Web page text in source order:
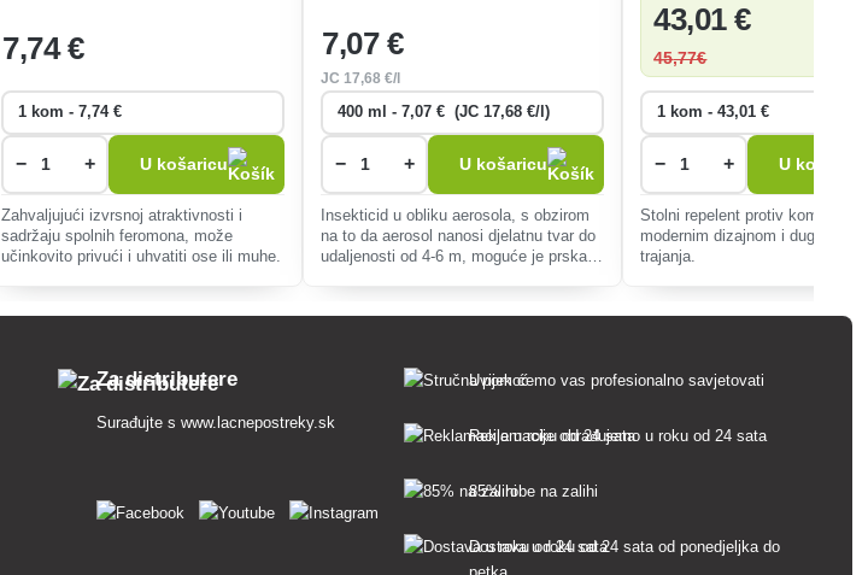
7,74 €
− + U košaricu
Zahvaljujući izvrsnoj atraktivnosti i
sadržaju spolnih feromona, može
učinkovito privući i uhvatiti ose ili muhe.
7,07 €
JC17,68 €/l
− + U košaricu
Insekticid u obliku aerosola, s obzirom
na to da aerosol nanosi djelatnu tvar do
udaljenosti od 4-6 m, moguće je prskati
43,01 €
45,77€
− + U košaricu
Stolni repelent protiv komaraca
modernim dizajnom i dugim
trajanja.
Za distributere
Surađujte swww.lacnepostreky.sk
Uvijek ćemo vas profesionalno savjetovati
Reklamacije obrađujemo u roku od 24 sata
85% robe na zalihi
Dostava u roku od 24 sata od ponedjeljka do